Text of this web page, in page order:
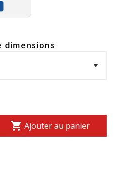
dimensions
shopping_cart Ajouter au panier